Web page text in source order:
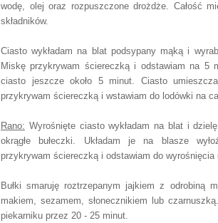
wodę, olej oraz rozpuszczone drożdże. Całość
składników.
Ciasto wykładam na blat podsypany mąką i
Miskę przykrywam ściereczką i odstawiam na 5
ciasto jeszcze około 5 minut. Ciasto
przykrywam ściereczką i wstawiam do lodówki na
Rano: Wyrośnięte ciasto wykładam na blat i
okrągłe bułeczki. Układam je na blasze
przykrywam ściereczką i odstawiam do wyrośnięcia
Bułki smaruję roztrzepanym jajkiem z odrobiną
makiem, sezamem, słonecznikiem lub
piekarniku przez 20 - 25 minut.